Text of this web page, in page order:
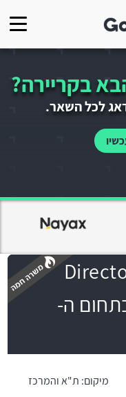
בקריירה?
לכל השאר.
ה-
מיקום: ת"א והמרכז